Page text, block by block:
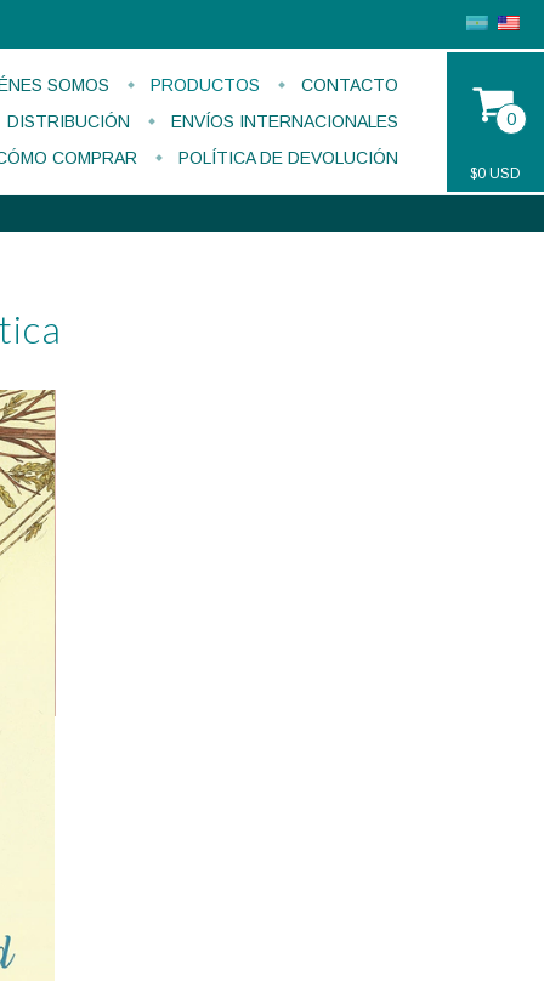
SOMOS PRODUCTOS
CONTACTO
DISTRIBUCIÓN
ENVÍOS INTERNACIONALES
COMPRAR
POLÍTICA DE DEVOLUCIÓN
0
$0 USD